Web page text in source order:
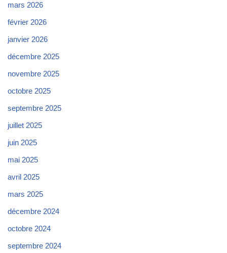
mars 2026
février 2026
janvier 2026
décembre 2025
novembre 2025
octobre 2025
septembre 2025
juillet 2025
juin 2025
mai 2025
avril 2025
mars 2025
décembre 2024
octobre 2024
septembre 2024